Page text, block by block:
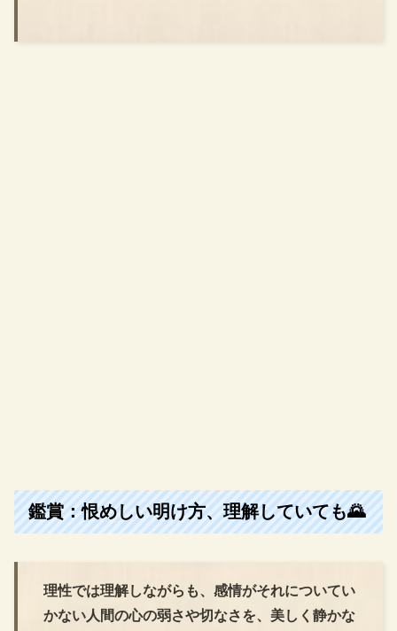
鑑賞：恨めしい明け方、理解していても🌄
理性では理解しながらも、感情がそれについてい
かない人間の心の弱さや切なさを、美しく静かな